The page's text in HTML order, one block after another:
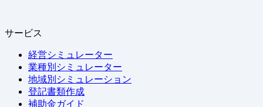
サービス
経営シミュレーター
業種別シミュレーター
地域別シミュレーション
登記書類作成
補助金ガイド